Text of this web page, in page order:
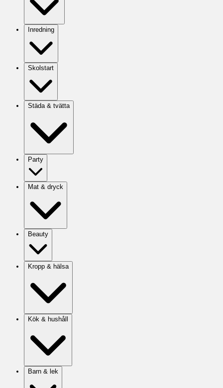
Inredning
Skolstart
Städa & tvätta
Party
Mat & dryck
Beauty
Kropp & hälsa
Kök & hushåll
Barn & lek